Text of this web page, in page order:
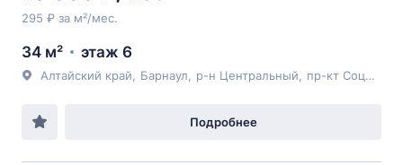
295 ₽ за м²/мес.
34 м² этаж 6
Алтайский край Барнаул р-н Центральный пр-кт Социалистический
Подробнее